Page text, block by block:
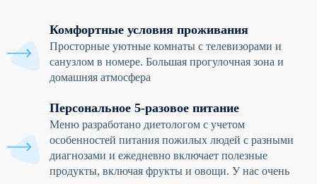
Комфортные условия проживания
Просторные уютные комнаты с телевизорами и
санузлом в номере. Большая прогулочная зона и
домашняя атмосфера
Персональное 5-разовое питание
Меню разработано диетологом с учетом
особенностей питания пожилых людей с разными
диагнозами и ежедневно включает полезные
продукты, включая фрукты и овощи. У нас очень